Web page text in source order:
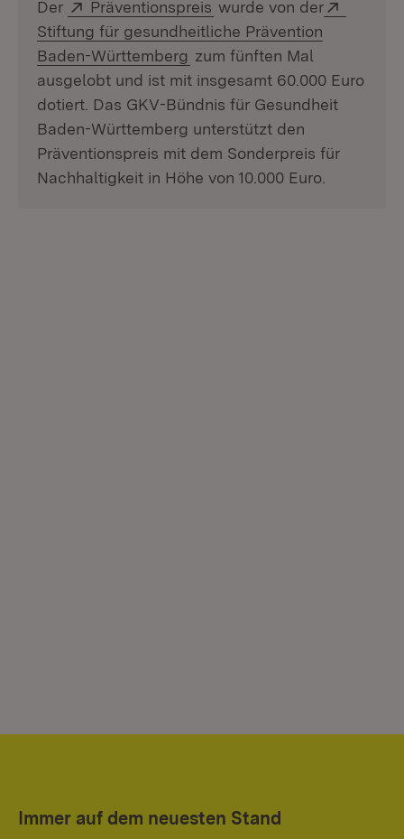
Der Extern:
Präventionspreis (Öffnet in neuem Fenster)
wurde von der
Stiftung für gesundheitliche Prävention
Baden-Württemberg (Öffnet in neuem Fenster)
zum fünften Mal
ausgelobt und ist mit insgesamt 60.000 Euro
dotiert. Das GKV-Bündnis für Gesundheit
Baden-Württemberg unterstützt den
Präventionspreis mit dem Sonderpreis für
Nachhaltigkeit in Höhe von 10.000 Euro.
Immer auf dem neuesten Stand